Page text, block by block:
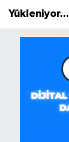
Yükleniyor...